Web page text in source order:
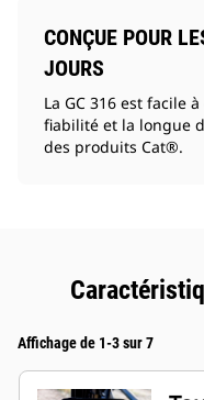
CONÇUE POUR
JOURS
La GC 316 est facile
fiabilité et la longue
des produits Cat®.
Affichage de 1-3 sur 7